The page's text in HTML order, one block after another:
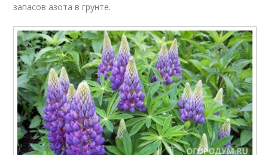
запасов азота в грунте.